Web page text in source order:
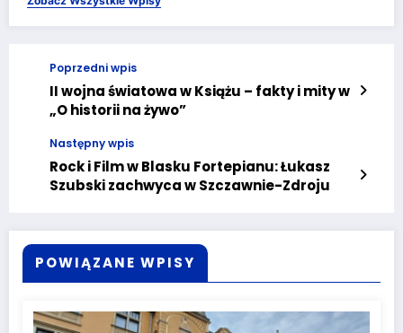
Poprzedni wpis
II wojna światowa w Książu – fakty i mity w
„O historii na żywo”
Następny wpis
Rock i Film w Blasku Fortepianu: Łukasz
Szubski zachwyca w Szczawnie-Zdroju
POWIĄZANE WPISY